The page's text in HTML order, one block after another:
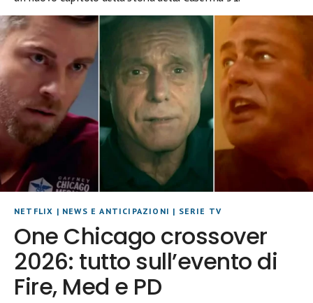
NETFLIX | NEWS E ANTICIPAZIONI | SERIE TV
One Chicago crossover
2026: tutto sull’evento di
Fire, Med e PD